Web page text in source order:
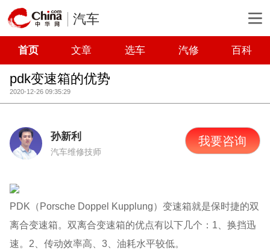
汽车
首页 文章 选车 汽修 百科
pdk变速箱的优势
2020-12-26 09:35:29
孙新利
汽车维修技师
我要咨询
PDK（Porsche Doppel Kupplung）变速箱就是保时捷的双
离合变速箱。双离合变速箱的优点有以下几个：1、换挡迅
速。2、传动效率高、3、油耗水平较低。